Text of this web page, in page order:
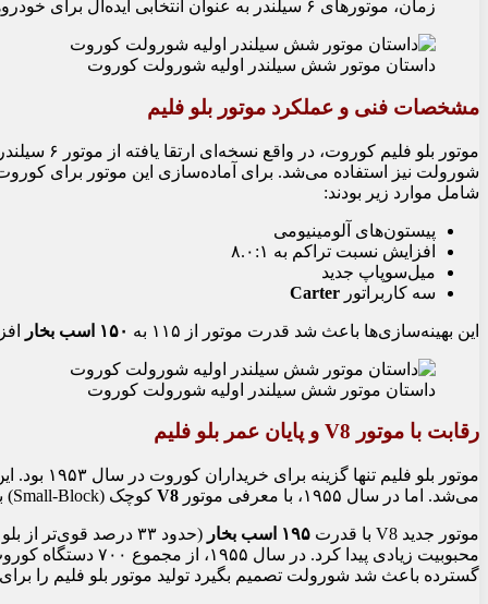
زمان، موتورهای ۶ سیلندر به عنوان انتخابی ایده‌آل برای خودروهای اسپرت شناخته می‌شدند.
داستان موتور شش سیلندر اولیه شورولت کوروت
مشخصات فنی و عملکرد موتور بلو فلیم
موتور بلو فلیم کوروت، در واقع نسخه‌ای ارتقا یافته از موتور ۶ سیلندر
شورولت نیز استفاده می‌شد. برای آماده‌سازی این موتور برای
شامل موارد زیر بودند:
پیستون‌های آلومینیومی
افزایش نسبت تراکم به ۸.۰:۱
میل‌سوپاپ جدید
سه کاربراتور Carter
این بهینه‌سازی‌ها باعث شد قدرت موتور از ۱۱۵ به ۱۵۰ اسب بخار
داستان موتور شش سیلندر اولیه شورولت کوروت
رقابت با موتور V8 و پایان عمر بلو فلیم
موتور بلو فلیم تنها گزینه برای خریداران کوروت در سال ۱۹۵۳ بود. این موتور با یک گیربکس ۲ سرعته اتوماتیک به نام
می‌شد. اما در سال ۱۹۵۵، با معرفی موتور
V8 کوچک (Small-Block) با حجم ۲۶۵ اینچ مکعبی، شرایط تغییر کرد.
موتور جدید V8 با قدرت ۱۹۵ اسب بخار
گسترده باعث شد شورولت تصمیم بگیرد تولید موتور بلو فلیم را برای مدل سال ۱۹۵۶ به طور